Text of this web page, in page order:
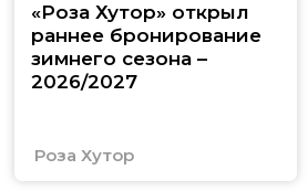
«Роза Хутор» открыл
раннее бронирование
зимнего сезона –
2026/2027
Роза Хутор